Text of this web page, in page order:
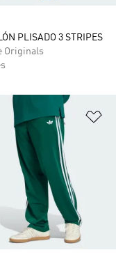
PLISADO 3 STRIPES
Originals
lista de deseos